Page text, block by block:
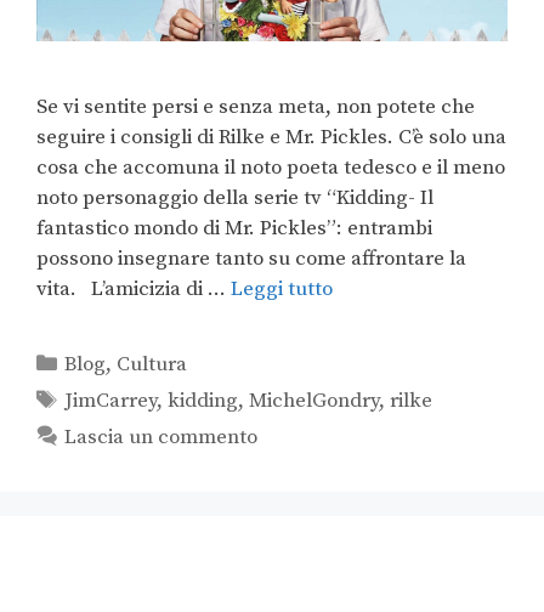
Se vi sentite persi e senza meta, non potete che
seguire i consigli di Rilke e Mr. Pickles. C’è solo una
cosa che accomuna il noto poeta tedesco e il meno
noto personaggio della serie tv “Kidding- Il
fantastico mondo di Mr. Pickles”: entrambi
possono insegnare tanto su come affrontare la
vita. L’amicizia di … Leggi tutto
Blog, Cultura
JimCarrey,kidding,MichelGondry,rilke
Lascia un commento